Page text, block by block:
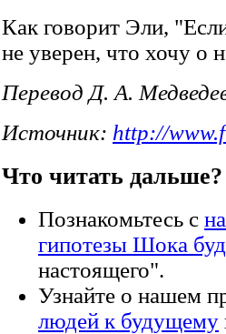
Как говорит Эли,
не уверен, что хочу о
Перевод Д. А.
Источник: http://
Что читать дальше?
Познакомьтесь с
гипотезы Шока
настоящего".
Узнайте о нашем
людей к будущему